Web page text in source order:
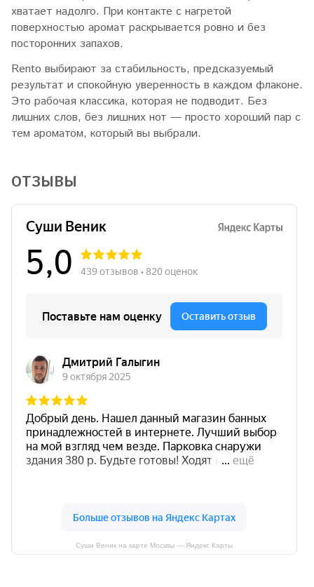
хватает надолго. При контакте с нагретой
поверхностью аромат раскрывается ровно и без
посторонних запахов.
Rento выбирают за стабильность, предсказуемый
результат и спокойную уверенность в каждом флаконе.
Это рабочая классика, которая не подводит. Без
лишних слов, без лишних нот — просто хороший пар с
тем ароматом, который вы выбрали.
ОТЗЫВЫ
Суши Веник на карте Москвы — Яндекс Карты